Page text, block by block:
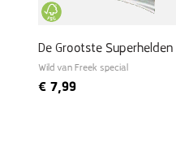
De Grootste Superhelden
Wild van Freek special
€ 7,99